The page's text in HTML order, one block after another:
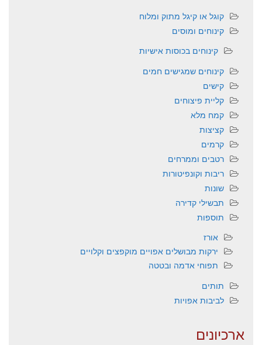
קוגל או קיגל מתוק ומלוח
קינוחים ומוסים
קינוחים בכוסות אישיות
קינוחים שמגישים חמים
קישים
קליית פיצוחים
קמח מלא
קציצות
קרמים
רטבים וממרחים
ריבות וקונפיטורות
שונות
תבשילי קדירה
תוספות
אורז
ירקות מבושלים אפויים מוקפצים וקלויים
תפוחי אדמה ובטטה
תותים
לביבות אפויות
ארכיונים